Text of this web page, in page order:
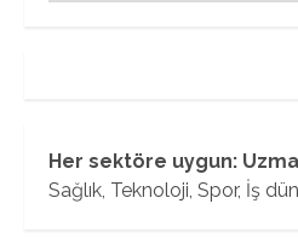
Her sektöre uygun:
Sağlık, Teknoloji, Spor, İş